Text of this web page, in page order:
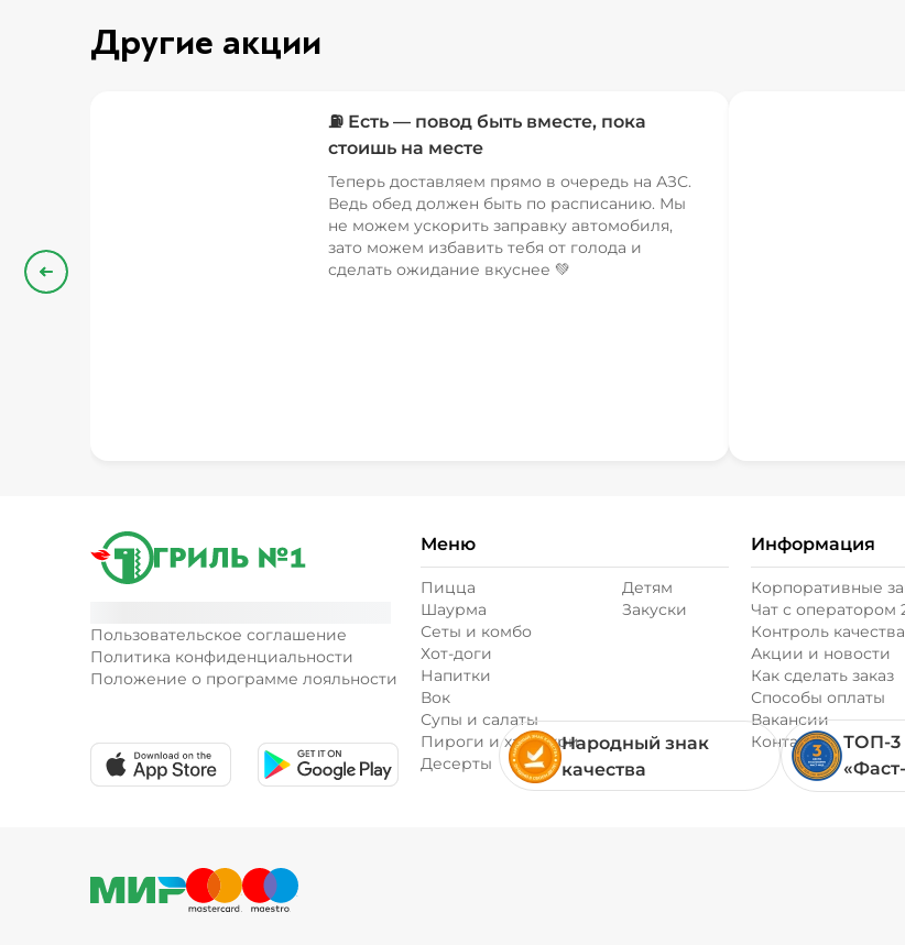
Другие акции
Назад
⛽ Есть — повод быть вместе, пока
стоишь на месте
Теперь доставляем прямо в очередь на АЗС.
Ведь обед должен быть по расписанию. Мы
не можем ускорить заправку автомобиля,
зато можем избавить тебя от голода и
сделать ожидание вкуснее 💚
Пользовательское соглашение
Политика конфиденциальности
Положение о программе лояльности
Меню
Пицца
Шаурма
Сеты и комбо
Хот-доги
Напитки
Вок
Супы и салаты
Пироги и хачапури
Десерты
Детям
Закуски
Информация
Корпоративные
Чат с оператором
Контроль качества
Акции и новости
Как сделать заказ
Способы оплаты
Вакансии
Контакты
Народный знак
качества
ТОП-3